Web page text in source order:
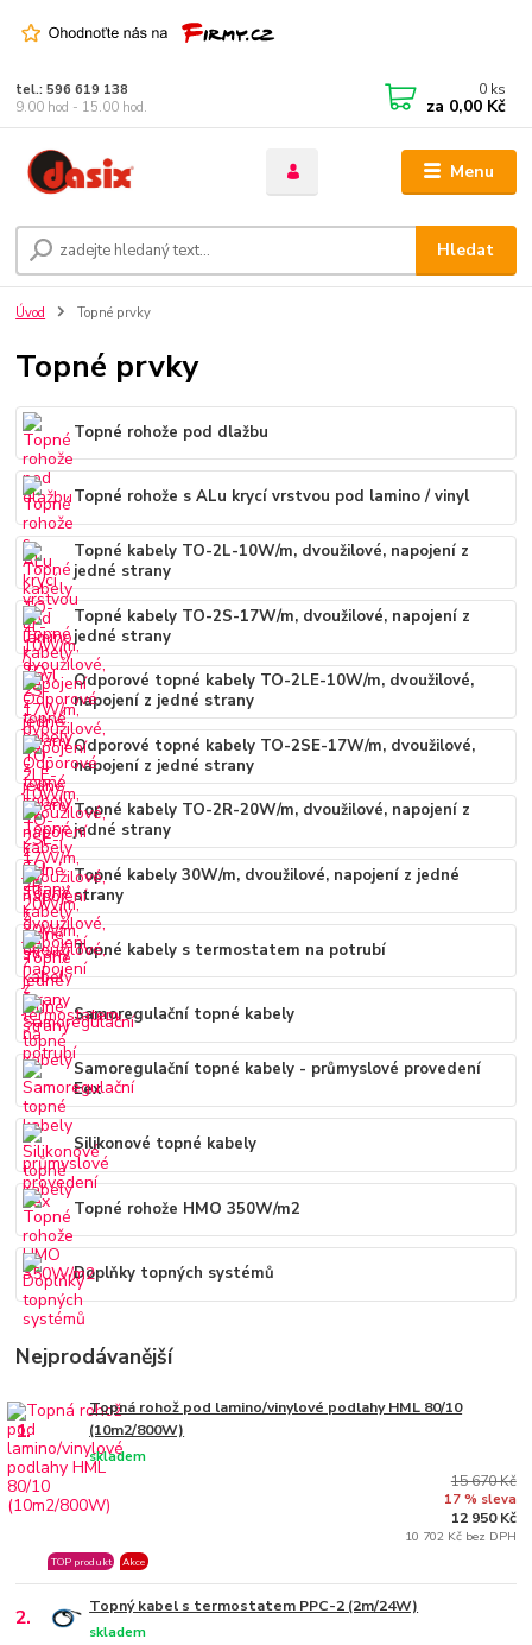
Menu
Hledat
tel.: 596 619 138
9.00 hod - 15.00 hod.
0 ks
za 0,00 Kč
Úvod Topné prvky
Topné prvky
Topné rohože pod dlažbu
Topné rohože s ALu krycí vrstvou pod lamino / vinyl
Topné kabely TO-2L-10W/m, dvoužilové, napojení z
jedné strany
Topné kabely TO-2S-17W/m, dvoužilové, napojení z
jedné strany
Odporové topné kabely TO-2LE-10W/m, dvoužilové,
napojení z jedné strany
Odporové topné kabely TO-2SE-17W/m, dvoužilové,
napojení z jedné strany
Topné kabely TO-2R-20W/m, dvoužilové, napojení z
jedné strany
Topné kabely 30W/m, dvoužilové, napojení z jedné
strany
Topné kabely s termostatem na potrubí
Samoregulační topné kabely
Samoregulační topné kabely - průmyslové provedení
Eex
Silikonové topné kabely
Topné rohože HMO 350W/m2
Doplňky topných systémů
Nejprodávanější
1.
Topná rohož pod lamino/vinylové podlahy HML 80/10
(10m2/800W)
skladem
TOP produkt Akce
15 670 Kč
17 % sleva
12 950 Kč
10 702 Kč bez DPH
2. Topný kabel s termostatem PPC-2 (2m/24W)
skladem